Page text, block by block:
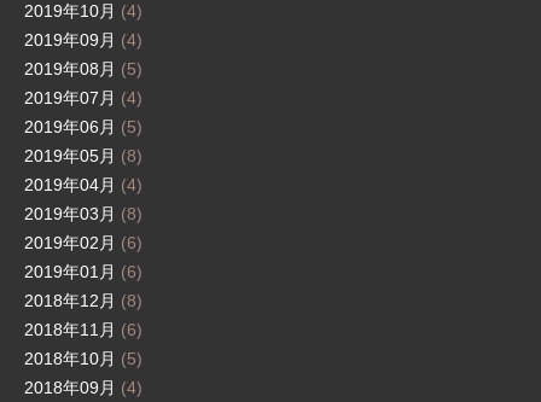
2019年10月 (4)
2019年09月 (4)
2019年08月 (5)
2019年07月 (4)
2019年06月 (5)
2019年05月 (8)
2019年04月 (4)
2019年03月 (8)
2019年02月 (6)
2019年01月 (6)
2018年12月 (8)
2018年11月 (6)
2018年10月 (5)
2018年09月 (4)